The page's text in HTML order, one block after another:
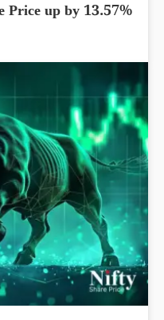
Price up by 13.57%